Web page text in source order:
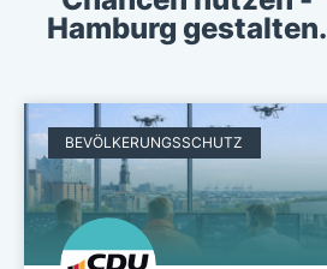
Hamburg gestalten.
BEVÖLKERUNGSSCHUTZ